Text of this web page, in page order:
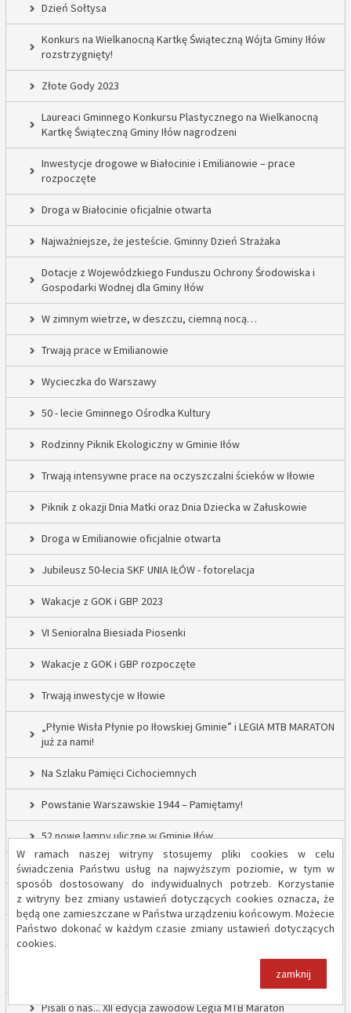
W ramach naszej witryny stosujemy pliki cookies w celu
świadczenia Państwu usług na najwyższym poziomie, w tym w
sposób dostosowany do indywidualnych potrzeb. Korzystanie
z witryny bez zmiany ustawień dotyczących cookies oznacza, że
będą one zamieszczane w Państwa urządzeniu końcowym. Możecie
Państwo dokonać w każdym czasie zmiany ustawień dotyczących
cookies.
zamknij
Dzień Sołtysa
Konkurs na Wielkanocną Kartkę Świąteczną Wójta Gminy Iłów
rozstrzygnięty!
Złote Gody 2023
Laureaci Gminnego Konkursu Plastycznego na Wielkanocną
Kartkę Świąteczną Gminy Iłów nagrodzeni
Inwestycje drogowe w Białocinie i Emilianowie – prace
rozpoczęte
Droga w Białocinie oficjalnie otwarta
Najważniejsze, że jesteście. Gminny Dzień Strażaka
Dotacje z Wojewódzkiego Funduszu Ochrony Środowiska i
Gospodarki Wodnej dla Gminy Iłów
W zimnym wietrze, w deszczu, ciemną nocą…
Trwają prace w Emilianowie
Wycieczka do Warszawy
50 - lecie Gminnego Ośrodka Kultury
Rodzinny Piknik Ekologiczny w Gminie Iłów
Trwają intensywne prace na oczyszczalni ścieków w Iłowie
Piknik z okazji Dnia Matki oraz Dnia Dziecka w Załuskowie
Droga w Emilianowie oficjalnie otwarta
Jubileusz 50-lecia SKF UNIA IŁÓW - fotorelacja
Wakacje z GOK i GBP 2023
VI Senioralna Biesiada Piosenki
Wakacje z GOK i GBP rozpoczęte
Trwają inwestycje w Iłowie
„Płynie Wisła Płynie po Iłowskiej Gminie” i LEGIA MTB MARATON
już za nami!
Na Szlaku Pamięci Cichociemnych
Powstanie Warszawskie 1944 – Pamiętamy!
52 nowe lampy uliczne w Gminie Iłów
Inwestycja drogowa w Sadowie – prace rozpoczęte
Trwają inwestycje w Gminie Iłów
„Modernizacja Oczyszczalni Ścieków w Iłowie – etap II”
Strażacy z OSP Iłów walczą o pieniądze od Harnasia. Zachęcamy
Pisali o nas... XII edycja zawodów Legia MTB Maraton